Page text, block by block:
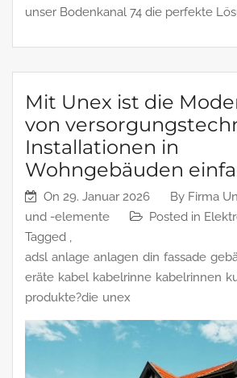
unser Bodenkanal 74 die perfekte
Mit Unex ist die
von
Installationen in
Wohngebäuden
On 29. Januar 2026 By Firma
und -elemente
Posted in
Tagged ,
adsl anlage anlagen din fassade
eräte kabel kabelrinne kabelrinnen
produkte?die unex